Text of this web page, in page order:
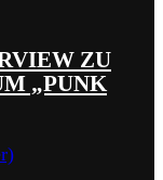
ZU
„PUNK